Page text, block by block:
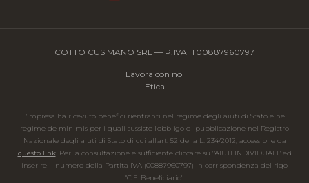
COTTO CUSIMANO SRL — P.IVA IT00887960797
Lavora con noi
Etica
L'impresa ha ricevuto benefici rientranti nel regime degli aiuti di Stato e nel
regime de minimis per i quali sussiste l'obbligo di pubblicazione nel Registro
Nazionale degli aiuti di Stato di cui all'art. 52 della L. 234/2012, accessibile da
questo link. Per la consultazione è sufficiente cliccare su "AIUTI INDIVIDUALI" ed
inserire il numero della Partita IVA (00887960797) in corrispondenza del rigo
"C.F. Beneficiario".